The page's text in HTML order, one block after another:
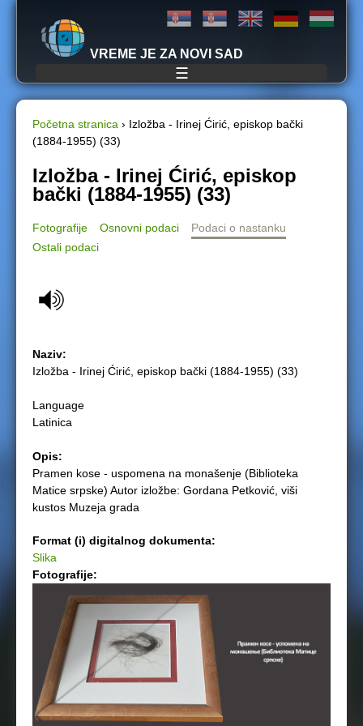
Jump to navigation
VREME JE ZA NOVI SAD
☰
Y
o
a
h
r
e
Početna stranica › Izložba - Irinej Ćirić, episkop bački
(1884-1955) (33)
Izložba - Irinej Ćirić, episkop
bački (1884-1955) (33)
Fotografije Osnovni podaci
Podaci o nastanku
Ostali podaci
Naziv:
Izložba - Irinej Ćirić, episkop bački (1884-1955) (33)
Language
Latinica
Opis:
Pramen kose - uspomena na monašenje (Biblioteka
Matice srpske) Autor izložbe: Gordana Petković, viši
kustos Muzeja grada
Format (i) digitalnog dokumenta:
Slika
Fotografije: